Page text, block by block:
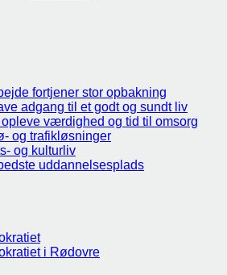
fortjener stor opbakning
adgang til et godt og sundt liv
værdighed og tid til omsorg
og trafikløsninger
og kulturliv
uddannelsesplads
i Rødovre